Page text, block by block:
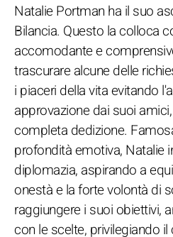
Natalie Portman ha il suo
Bilancia. Questo la colloca
accomodante e
trascurare alcune delle
i piaceri della vita evitando
approvazione dai suoi
completa dedizione.
profondità emotiva, Natalie
diplomazia, aspirando a
onestà e la forte volontà di
raggiungere i suoi obiettivi,
con le scelte, privilegiando